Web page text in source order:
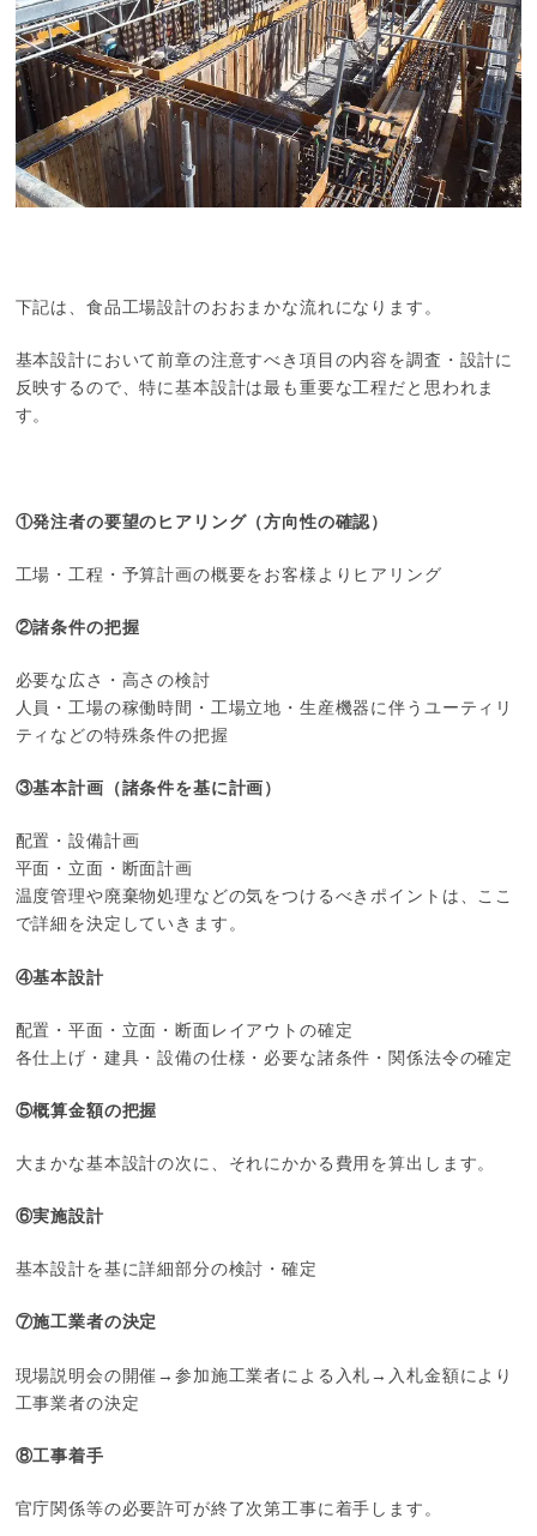
下記は、食品工場設計のおおまかな流れになります。
基本設計において前章の注意すべき項目の内容を調査・設計に
反映するので、特に基本設計は最も重要な工程だと思われま
す。
①発注者の要望のヒアリング（方向性の確認）
工場・工程・予算計画の概要をお客様よりヒアリング
②諸条件の把握
必要な広さ・高さの検討
人員・工場の稼働時間・工場立地・生産機器に伴うユーティリ
ティなどの特殊条件の把握
③基本計画（諸条件を基に計画）
配置・設備計画
平面・立面・断面計画
温度管理や廃棄物処理などの気をつけるべきポイントは、ここ
で詳細を決定していきます。
④基本設計
配置・平面・立面・断面レイアウトの確定
各仕上げ・建具・設備の仕様・必要な諸条件・関係法令の確定
⑤概算金額の把握
大まかな基本設計の次に、それにかかる費用を算出します。
⑥実施設計
基本設計を基に詳細部分の検討・確定
⑦施工業者の決定
現場説明会の開催→参加施工業者による入札→入札金額により
工事業者の決定
⑧工事着手
官庁関係等の必要許可が終了次第工事に着手します。